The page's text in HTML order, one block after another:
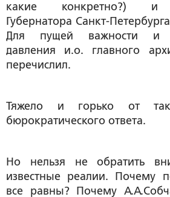
какие конкретно?) и
Губернатора Санкт-
Для пущей важности и
давления и.о. главного
перечислил.
Тяжело и горько от
бюрократического ответа.
Но нельзя не обратить
известные реалии. Почему
все равны? Почему